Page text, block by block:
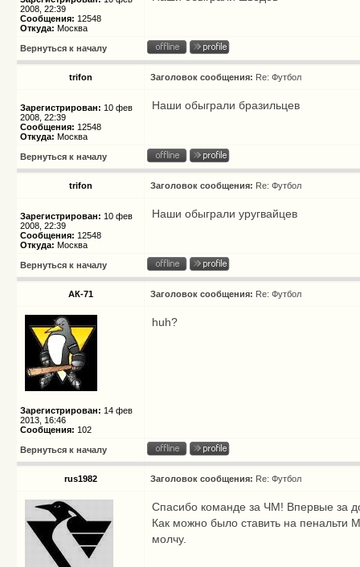
2008, 22:39
Сообщения: 12548
Откуда: Москва
Вернуться к началу
trifon Заголовок сообщения: Re: Футбол
Зарегистрирован: 10 фев
2008, 22:39
Сообщения: 12548
Откуда: Москва
Наши обыграли бразильцев
Вернуться к началу
trifon Заголовок сообщения: Re: Футбол
Зарегистрирован: 10 фев
2008, 22:39
Сообщения: 12548
Откуда: Москва
Наши обыграли уругвайцев
Вернуться к началу
АК-71 Заголовок сообщения: Re: Футбол
Зарегистрирован: 14 фев
2013, 16:46
Сообщения: 102
huh?
Вернуться к началу
rus1982 Заголовок сообщения: Re: Футбол
Спасибо команде за ЧМ! Впервые за
Как можно было ставить на пенальти
молчу.